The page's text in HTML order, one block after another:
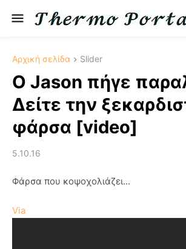
Αρχική σελίδα Slider
Ο Jason πήγε
Δείτε την
φάρσα [video]
5.10.16
Φάρσα που κοψοχολιάζει...
Via